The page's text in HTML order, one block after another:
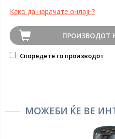
Како да нарачате онлајн?
ПРОИЗВОДОТ
Споредете го производот
МОЖЕБИ ЌЕ ВЕ